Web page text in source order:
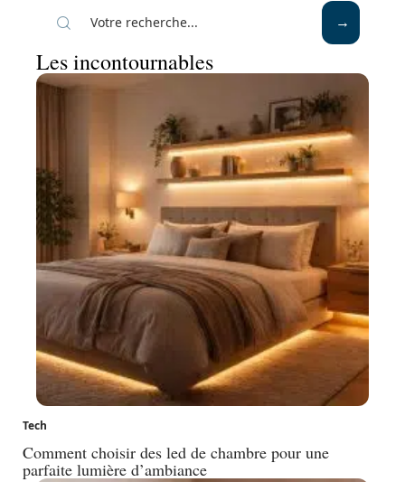
Les incontournables
Tech
Comment choisir des led de chambre pour une
parfaite lumière d’ambiance